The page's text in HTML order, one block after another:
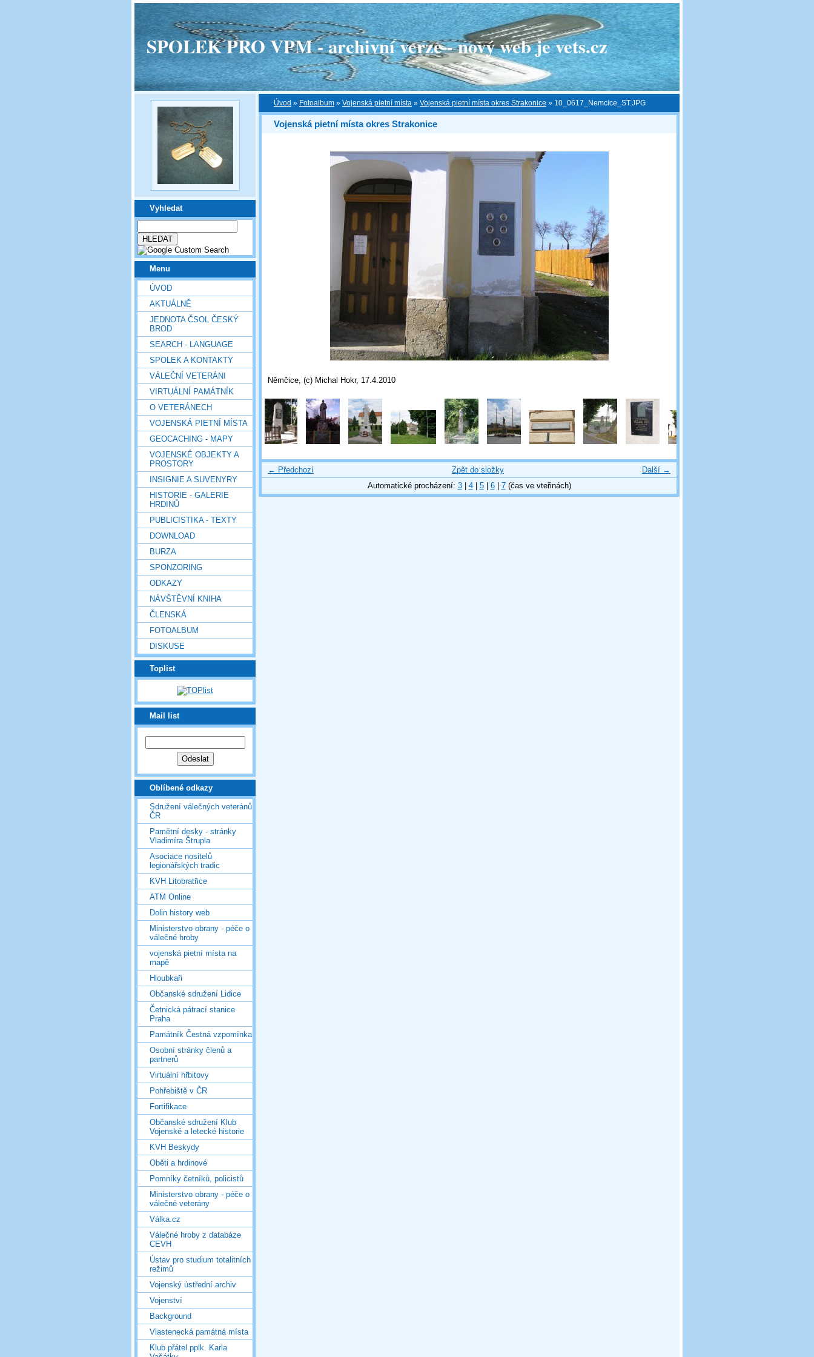
SPOLEK PRO VPM - archivní verze - nový web je vets.cz
Vyhledat
Menu
ÚVOD
AKTUÁLNĚ
JEDNOTA ČSOL ČESKÝ
BROD
SEARCH - LANGUAGE
SPOLEK A KONTAKTY
VÁLEČNÍ VETERÁNI
VIRTUÁLNÍ PAMÁTNÍK
O VETERÁNECH
VOJENSKÁ PIETNÍ MÍSTA
GEOCACHING - MAPY
VOJENSKÉ OBJEKTY A
PROSTORY
INSIGNIE A SUVENYRY
HISTORIE - GALERIE
HRDINŮ
PUBLICISTIKA - TEXTY
DOWNLOAD
BURZA
SPONZORING
ODKAZY
NÁVŠTĚVNÍ KNIHA
ČLENSKÁ
FOTOALBUM
DISKUSE
Toplist
Mail list
Oblíbené odkazy
Sdružení válečných veteránů
ČR
Pamětní desky - stránky
Vladimíra Štrupla
Asociace nositelů
legionářských tradic
KVH Litobratřice
ATM Online
Dolin history web
Ministerstvo obrany - péče o
válečné hroby
vojenská pietní místa na
mapě
Hloubkaři
Občanské sdružení Lidice
Četnická pátrací stanice
Praha
Památník Čestná vzpomínka
Osobní stránky členů a
partnerů
Virtuální hřbitovy
Pohřebiště v ČR
Fortifikace
Občanské sdružení Klub
Vojenské a letecké historie
KVH Beskydy
Oběti a hrdinové
Pomníky četníků, policistů
Ministerstvo obrany - péče o
válečné veterány
Válka.cz
Válečné hroby z databáze
CEVH
Ústav pro studium totalitních
režimů
Vojenský ústřední archiv
Vojenství
Background
Vlastenecká památná místa
Klub přátel pplk. Karla
Úvod » Fotoalbum » Vojenská pietní místa » Vojenská pietní místa okres Strakonice » 10_0617_Nemcice_ST.JPG
Vojenská pietní místa okres Strakonice
Němčice, (c) Michal Hokr, 17.4.2010
← Předchozí Další →
Zpět do složky
Automatické procházení: 3| 4| 5| 6| 7(čas ve vteřinách)